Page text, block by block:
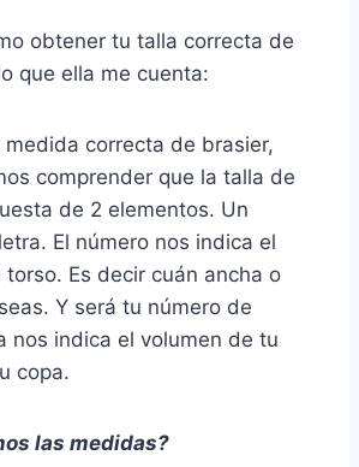
obtener tu talla correcta de
que ella me cuenta:
medida correcta de brasier,
comprender que la talla de
de 2 elementos. Un
El número nos indica el
Es decir cuán ancha o
Y será tu número de
nos indica el volumen de tu
copa.
las medidas?